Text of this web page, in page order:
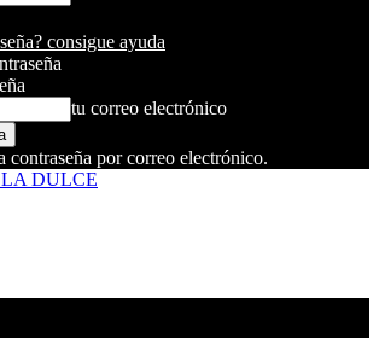
consigue ayuda
tu correo electrónico
contraseña por correo electrónico.
DULCE